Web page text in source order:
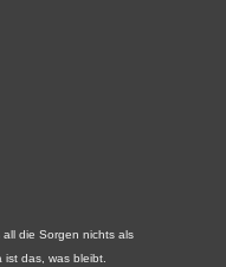
die Sorgen nichts als
das, was bleibt.